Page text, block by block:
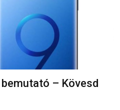
bemutató – Kövesd